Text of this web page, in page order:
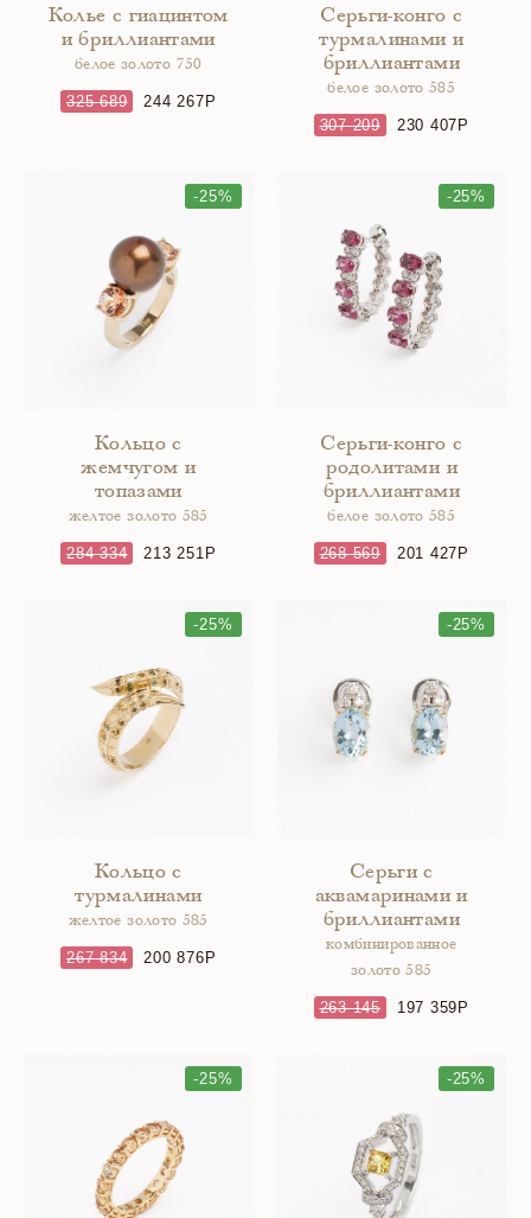
Колье с гиацинтом
и бриллиантами
белое золото 750
325 689 244 267
Серьги-конго с
турмалинами и
бриллиантами
белое золото 585
307 209 230 407
-25%
Кольцо с
жемчугом и
топазами
желтое золото 585
284 334 213 251
-25%
Серьги-конго с
родолитами и
бриллиантами
белое золото 585
268 569 201 427
-25%
Кольцо с
турмалинами
желтое золото 585
267 834 200 876
-25%
Серьги с
аквамаринами и
бриллиантами
комбинированное
золото 585
263 145 197 359
-25% -25%